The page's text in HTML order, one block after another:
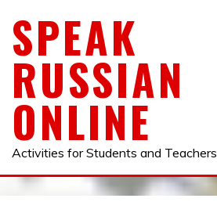
content
SPEAK
RUSSIAN
ONLINE
Activities for Students and Teachers